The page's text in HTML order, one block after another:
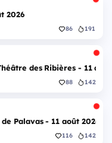
2026
86 191
des Ribières - 11
88 142
Palavas - 11 août 2026
116 142